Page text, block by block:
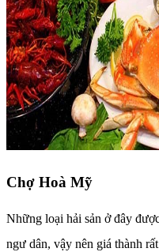
Chợ Hoà Mỹ
Những loại hải sản ở đây
ngư dân, vậy nên giá thành